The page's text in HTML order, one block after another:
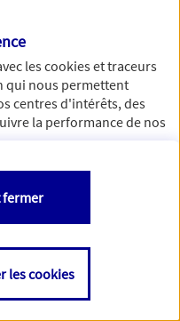
lescookies et traceurs
qui nous permettent
centres d'intérêts, des
la performance de nos
refuser comme de
sur
les cookies
fermer